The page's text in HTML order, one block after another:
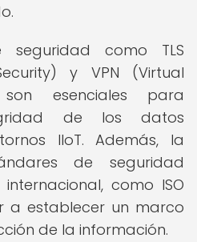
seguridad como TLS
y VPN (Virtual
esenciales para
de los datos
IIoT. Además, la
de seguridad
como ISO
a establecer un marco
de la información.